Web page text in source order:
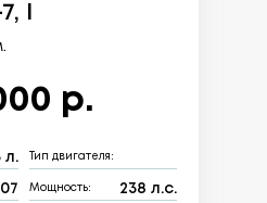
I
р.
л. Тип двигателя:
Мощность: 238 л.с.